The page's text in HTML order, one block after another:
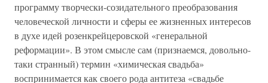
программу творчески-созидательного преобразования
человеческой личности и сферы ее жизненных интересов
в духе идей розенкрейцеровской «генеральной
реформации». В этом смысле сам (признаемся, довольно-
таки странный) термин «химическая свадьба»
воспринимается как своего рода антитеза «свадьбе